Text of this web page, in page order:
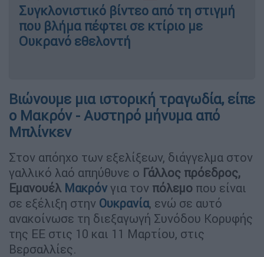
Συγκλονιστικό βίντεο από τη στιγμή
που βλήμα πέφτει σε κτίριο με
Ουκρανό εθελοντή
Βιώνουμε μια ιστορική τραγωδία, είπε
ο Μακρόν - Αυστηρό μήνυμα από
Μπλίνκεν
Στον απόηχο των εξελίξεων, διάγγελμα στον
γαλλικό λαό απηύθυνε ο Γάλλος πρόεδρος,
Εμανουέλ Μακρόν για τον πόλεμο που είναι
σε εξέλιξη στην Ουκρανία, ενώ σε αυτό
ανακοίνωσε τη διεξαγωγή Συνόδου Κορυφής
της ΕΕ στις 10 και 11 Μαρτίου, στις
Βερσαλλίες.